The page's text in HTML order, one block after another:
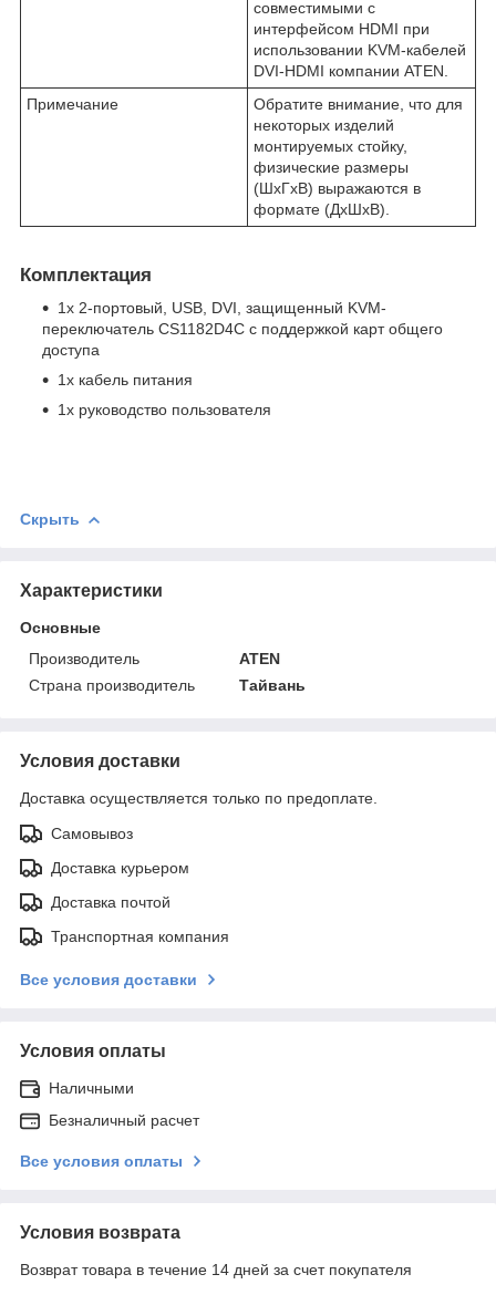
совместимыми с
интерфейсом HDMI при
использовании KVM-кабелей
DVI-HDMI компании ATEN.
Примечание
Обратите внимание, что для
некоторых изделий
монтируемых стойку,
физические размеры
(ШxГxВ) выражаются в
формате (ДxШxВ).
Комплектация
1x 2-портовый, USB, DVI, защищенный KVM-
переключатель CS1182D4C с поддержкой карт общего
доступа
1x кабель питания
1x руководство пользователя
Скрыть
Характеристики
Основные
Производитель
ATEN
Страна производитель
Тайвань
Условия доставки
Доставка осуществляется только по предоплате.
Самовывоз
Доставка курьером
Доставка почтой
Транспортная компания
Все условия доставки
Условия оплаты
Наличными
Безналичный расчет
Все условия оплаты
Условия возврата
Возврат товара в течение 14 дней за счет покупателя